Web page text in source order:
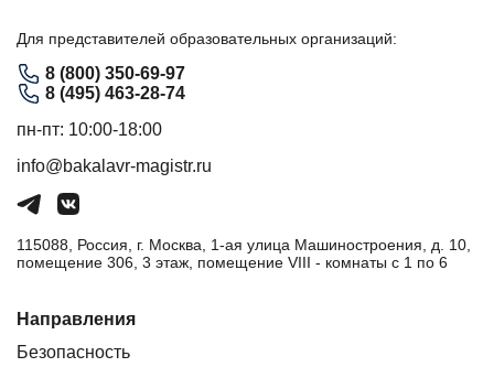
Для представителей образовательных организаций:
8 (800) 350-69-97
8 (495) 463-28-74
пн-пт: 10:00-18:00
info@bakalavr-magistr.ru
115088, Россия, г. Москва, 1-ая улица Машиностроения, д. 10,
помещение 306, 3 этаж, помещение VIII - комнаты с 1 по 6
Направления
Безопасность